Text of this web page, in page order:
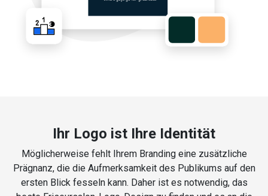
Ihr Logo ist Ihre Identität
Möglicherweise fehlt Ihrem Branding eine zusätzliche
Prägnanz, die die Aufmerksamkeit des Publikums auf den
ersten Blick fesseln kann. Daher ist es notwendig, das